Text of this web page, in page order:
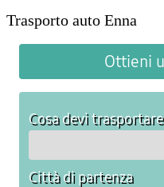
Trasporto auto Enna
Ottieni
Cosa devi
Città di partenza